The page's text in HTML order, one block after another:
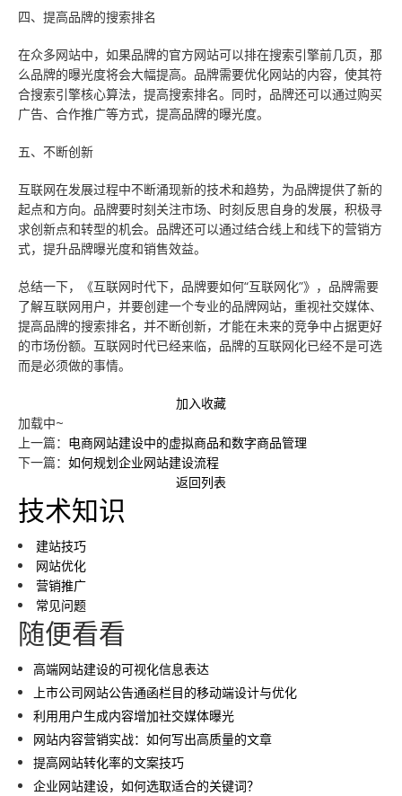
四、提高品牌的搜索排名
在众多网站中，如果品牌的官方网站可以排在搜索引擎前几页，那
么品牌的曝光度将会大幅提高。品牌需要优化网站的内容，使其符
合搜索引擎核心算法，提高搜索排名。同时，品牌还可以通过购买
广告、合作推广等方式，提高品牌的曝光度。
五、不断创新
互联网在发展过程中不断涌现新的技术和趋势，为品牌提供了新的
起点和方向。品牌要时刻关注市场、时刻反思自身的发展，积极寻
求创新点和转型的机会。品牌还可以通过结合线上和线下的营销方
式，提升品牌曝光度和销售效益。
总结一下，《互联网时代下，品牌要如何“互联网化”》，品牌需要
了解互联网用户，并要创建一个专业的品牌网站，重视社交媒体、
提高品牌的搜索排名，并不断创新，才能在未来的竞争中占据更好
的市场份额。互联网时代已经来临，品牌的互联网化已经不是可选
而是必须做的事情。
加入收藏
加载中~
上一篇： 电商网站建设中的虚拟商品和数字商品管理
下一篇： 如何规划企业网站建设流程
返回列表
技术知识
建站技巧
网站优化
营销推广
常见问题
随便看看
高端网站建设的可视化信息表达
上市公司网站公告通函栏目的移动端设计与优化
利用用户生成内容增加社交媒体曝光
网站内容营销实战：如何写出高质量的文章
提高网站转化率的文案技巧
企业网站建设，如何选取适合的关键词？